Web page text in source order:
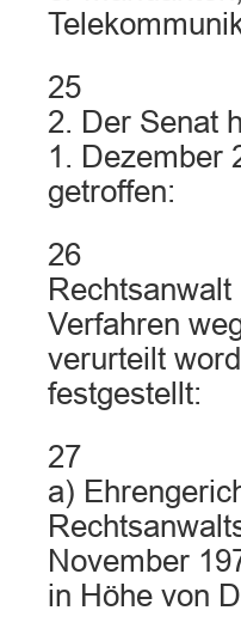
25
2. Der Senat
1. Dezember
getroffen:
26
Verfahren
verurteilt
festgestellt:
27
a)
November
in Höhe von